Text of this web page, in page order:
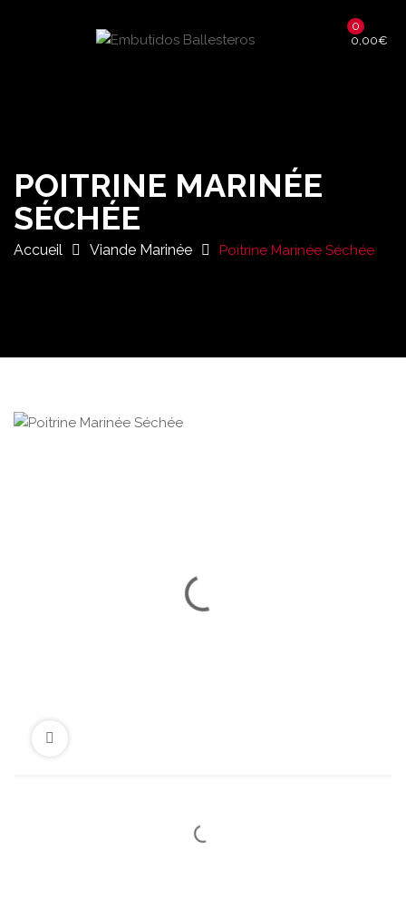
0
0,00€
POITRINE MARINÉE
SÉCHÉE
Accueil Viande Marinée Poitrine Marinée Séchée